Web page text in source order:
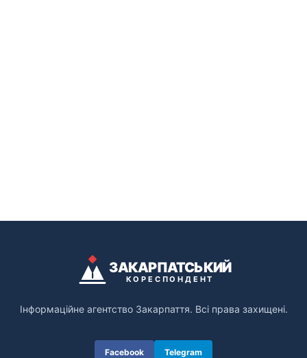
ЗАКАРПАТСЬКИЙ
КОРЕСПОНДЕНТ
Інформаційне агентство Закарпаття. Всі права захищені.
Facebook Telegram